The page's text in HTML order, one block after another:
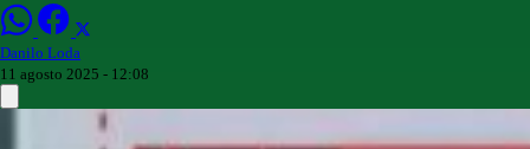
Danilo Loda
11 agosto 2025 - 12:08